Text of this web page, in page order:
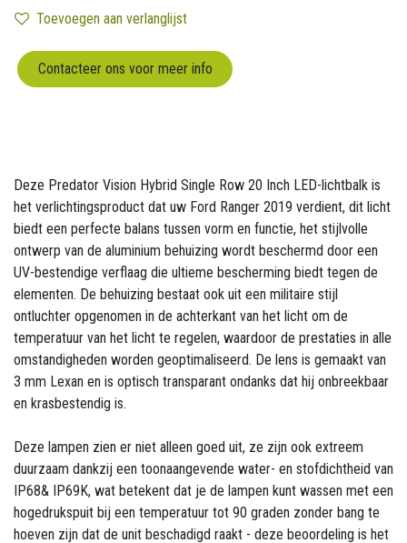
Toevoegen aan verlanglijst
Contacteer ons voor meer info
Deze Predator Vision Hybrid Single Row 20 Inch LED-lichtbalk is
het verlichtingsproduct dat uw Ford Ranger 2019 verdient, dit licht
biedt een perfecte balans tussen vorm en functie, het stijlvolle
ontwerp van de aluminium behuizing wordt beschermd door een
UV-bestendige verflaag die ultieme bescherming biedt tegen de
elementen. De behuizing bestaat ook uit een militaire stijl
ontluchter opgenomen in de achterkant van het licht om de
temperatuur van het licht te regelen, waardoor de prestaties in alle
omstandigheden worden geoptimaliseerd. De lens is gemaakt van
3 mm Lexan en is optisch transparant ondanks dat hij onbreekbaar
en krasbestendig is.
Deze lampen zien er niet alleen goed uit, ze zijn ook extreem
duurzaam dankzij een toonaangevende water- en stofdichtheid van
IP68& IP69K, wat betekent dat je de lampen kunt wassen met een
hogedrukspuit bij een temperatuur tot 90 graden zonder bang te
hoeven zijn dat de unit beschadigd raakt - deze beoordeling is het